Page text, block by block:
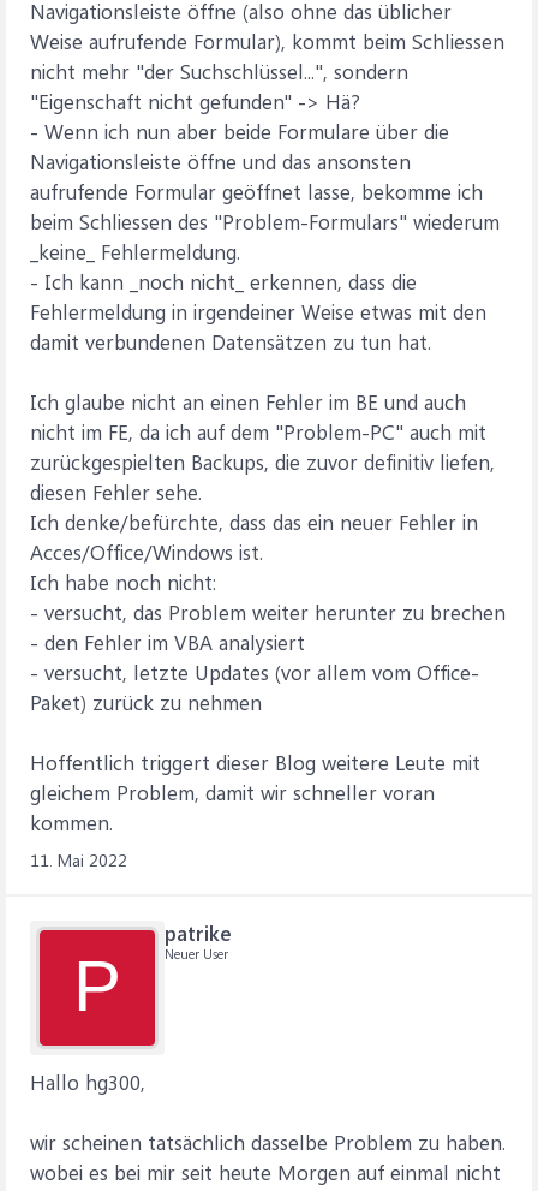
Navigationsleiste öffne (also ohne das üblicher
Weise aufrufende Formular), kommt beim Schliessen
nicht mehr "der Suchschlüssel...", sondern
"Eigenschaft nicht gefunden" -> Hä?
- Wenn ich nun aber beide Formulare über die
Navigationsleiste öffne und das ansonsten
aufrufende Formular geöffnet lasse, bekomme ich
beim Schliessen des "Problem-Formulars" wiederum
_keine_ Fehlermeldung.
- Ich kann _noch nicht_ erkennen, dass die
Fehlermeldung in irgendeiner Weise etwas mit den
damit verbundenen Datensätzen zu tun hat.
Ich glaube nicht an einen Fehler im BE und auch
nicht im FE, da ich auf dem "Problem-PC" auch mit
zurückgespielten Backups, die zuvor definitiv liefen,
diesen Fehler sehe.
Ich denke/befürchte, dass das ein neuer Fehler in
Acces/Office/Windows ist.
Ich habe noch nicht:
- versucht, das Problem weiter herunter zu brechen
- den Fehler im VBA analysiert
- versucht, letzte Updates (vor allem vom Office-
Paket) zurück zu nehmen
Hoffentlich triggert dieser Blog weitere Leute mit
gleichem Problem, damit wir schneller voran
kommen.
11. Mai 2022
P
patrike
Neuer User
Hallo hg300,
wir scheinen tatsächlich dasselbe Problem zu haben.
wobei es bei mir seit heute Morgen auf einmal nicht